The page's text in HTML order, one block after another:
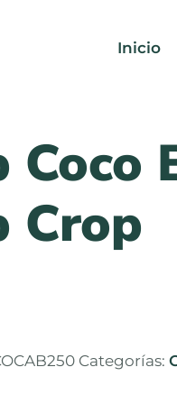
Inicio
Coco
Crop
Categorías: